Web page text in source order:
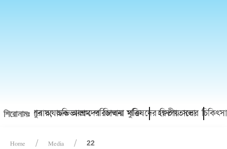
শিরোনামঃথানায়; অভিভাবকদের জিম্মায় মুক্তি হাসপাতালের
চাঁদপুর অযাচক আশ্রম পরিচালনা পরিষদের দ্বিতীয় সভা
Home Media 22